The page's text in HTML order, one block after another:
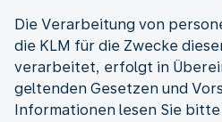
Die Verarbeitung von
die KLM für die Zwecke
verarbeitet, erfolgt in
geltenden Gesetzen und
Informationen lesen Sie